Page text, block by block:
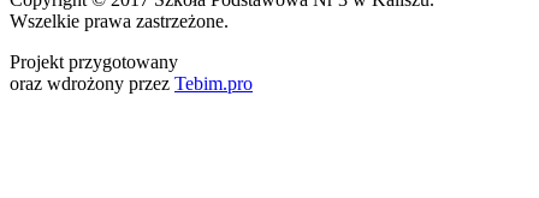
Wszelkie prawa zastrzeżone.
Projekt przygotowany
oraz wdrożony przez Tebim.pro